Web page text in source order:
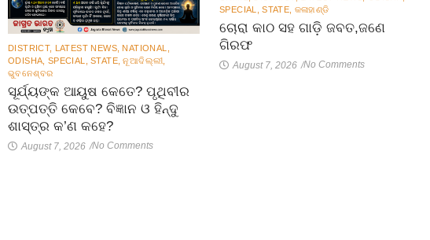
DISTRICT, LATEST NEWS NATIONAL
ODISHA SPECIAL STATE ନୂଆଦିଲ୍ଲୀ
ଭୁବନେଶ୍ବର
ସୂର୍ଯ୍ୟଙ୍କ ଆୟୁଷ କେତେ? ପୃଥିବୀର
ଉତ୍ପତ୍ତି କେବେ? ବିଜ୍ଞାନ ଓ ହିନ୍ଦୁ
ଶାସ୍ତ୍ର କ’ଣ କହେ?
August 7, 2026 /No Comments
SPECIAL
STATE କଳାହାଣ୍ଡି
ଚୋରା କାଠ ସହ ଗାଡ଼ି ଜବତ,ଜଣେ
ଗିରଫ
August 7, 2026 /No Comments